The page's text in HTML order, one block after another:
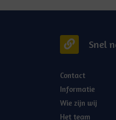
Snel
Contact
Informatie
Wie zijn wij
Het team